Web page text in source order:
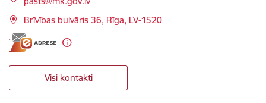
Brīvības bulvāris 36, Rīga, LV-1520
Visi kontakti